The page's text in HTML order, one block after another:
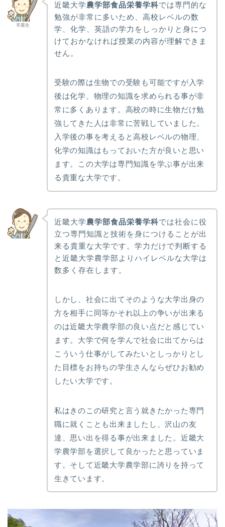
卒業生
近畿大学農学部食品栄養学科では専門的な
勉強が非常に多いため、高校レベルの数
学、化学、英語の学力をしっかりと身につ
けておかなければ授業の内容が理解できま
せん。
受験の際は生物での受験も可能ですが入学
後は化学、物理の知識を求められる事が非
常に多くあります。高校の時に生物だけ勉
強してきた人は非常に苦戦していました。
入学後の事を考えると高校レベルの物理、
化学の知識はもっておいた方が良いと思い
ます。この大学は専門知識を学ぶ事が出来
る貴重な大学です。
近畿大学農学部食品栄養学科では社会に役
立つ専門知識と技術を身につけることが出
来る貴重な大学です。学力だけで判断する
と近畿大学農学部よりハイレベルな大学は
数多く存在します。
しかし、社会に出てそのような大学出身の
方を相手に同等かそれ以上の争いが出来る
のは近畿大学農学部の良い点だと感じてい
ます。大学で何を学んで社会に出てからは
こういう仕事がしてみたいとしっかりとし
た目標をお持ちの学生さんならぜひお勧め
したい大学です。
私はきのこの研究と言う就きたかった専門
職に就くことも出来ましたし、沢山の友
達、思い出を得る事が出来ました。近畿大
学農学部を選択して良かったと思っていま
す。そして近畿大学農学部に誇りを持って
生きています。